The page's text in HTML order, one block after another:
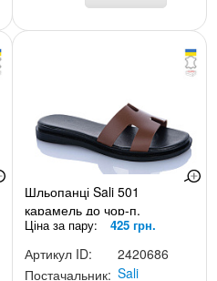
Шльопанці Sali 501
карамель до чор-п.
Ціна за пару: 425 грн.
Артикул ID:
2420686
Постачальник: Sali